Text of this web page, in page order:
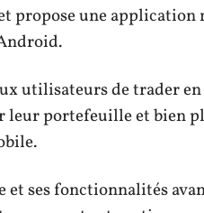
propose une
utilisateurs de trader
leur portefeuille et bien
ses fonctionnalités